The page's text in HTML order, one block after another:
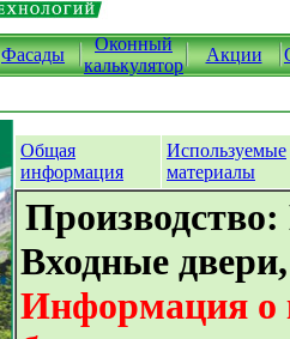
Фасады
Оконный
калькулятор
Акции
Общая
информация
Используемые
материалы
Входные
Информация о